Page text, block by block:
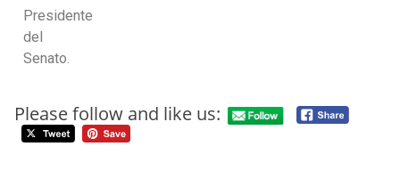
Presidente
del
Senato.
Please follow and like us: